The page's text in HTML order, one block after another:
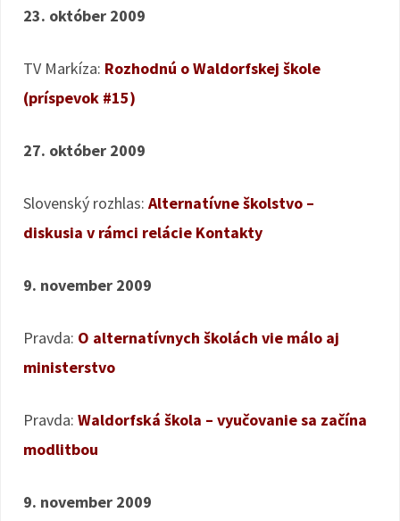
23. október 2009
TV Markíza: Rozhodnú o Waldorfskej škole
(príspevok #15)
27. október 2009
Slovenský rozhlas: Alternatívne školstvo –
diskusia v rámci relácie Kontakty
9. november 2009
Pravda: O alternatívnych školách vie málo aj
ministerstvo
Pravda: Waldorfská škola – vyučovanie sa začína
modlitbou
9. november 2009